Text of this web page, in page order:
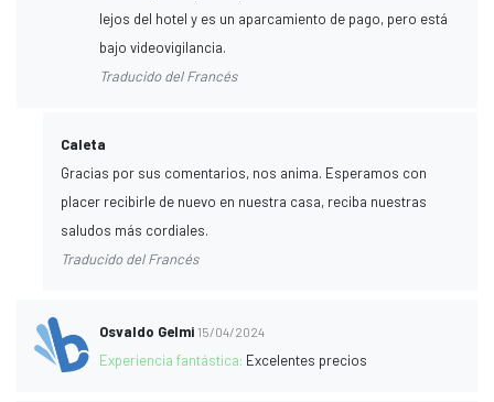
lejos del hotel y es un aparcamiento de pago, pero está
bajo videovigilancia.
Traducido del Francés
Caleta
Gracias por sus comentarios, nos anima. Esperamos con
placer recibirle de nuevo en nuestra casa, reciba nuestras
saludos más cordiales.
Traducido del Francés
Osvaldo Gelmi 15/04/2024
Experiencia fantástica: Excelentes precios